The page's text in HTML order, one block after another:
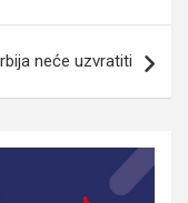
neće uzvratiti